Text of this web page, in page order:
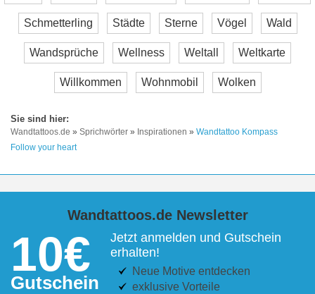
Schmetterling Städte Sterne Vögel Wald
Wandsprüche Wellness Weltall Weltkarte
Willkommen Wohnmobil Wolken
Wandtattoos.de » Sprichwörter » Inspirationen » Wandtattoo Kompass
Follow your heart
Wandtattoos.de Newsletter
10€
Gutschein
Jetzt anmelden und Gutschein
erhalten!
Neue Motive entdecken
exklusive Vorteile